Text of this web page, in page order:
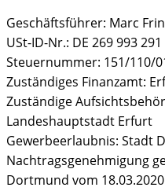
Geschäftsführer: Marc
USt-ID-Nr.: DE 269 993 291
Steuernummer: 151/110/
Zuständiges Finanzamt:
Zuständige
Landeshauptstadt Erfurt
Gewerbeerlaubnis: Stadt
Nachtragsgenehmigung
Dortmund vom 18.03.2020